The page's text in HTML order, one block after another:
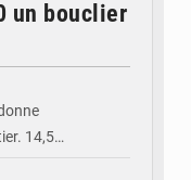
un bouclier
14,5…